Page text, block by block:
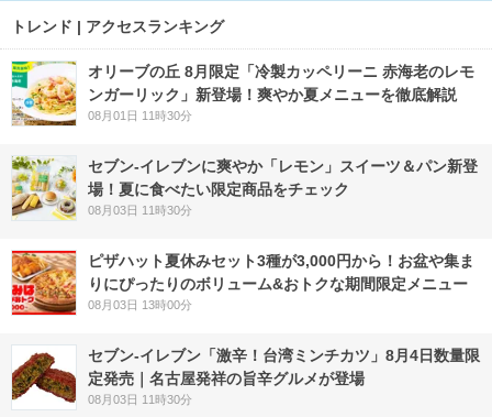
トレンド | アクセスランキング
オリーブの丘 8月限定「冷製カッペリーニ 赤海老のレモ
ンガーリック」新登場！爽やか夏メニューを徹底解説
08月01日 11時30分
セブン‐イレブンに爽やか「レモン」スイーツ＆パン新登
場！夏に食べたい限定商品をチェック
08月03日 11時30分
ピザハット夏休みセット3種が3,000円から！お盆や集ま
りにぴったりのボリューム&おトクな期間限定メニュー
08月03日 13時00分
セブン-イレブン「激辛！台湾ミンチカツ」8月4日数量限
定発売｜名古屋発祥の旨辛グルメが登場
08月03日 11時30分